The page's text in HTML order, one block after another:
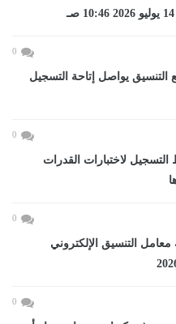
0
2026.. موقع التنسيق يواصل إتاحة التسجيل
0
2026.. رابط التسجيل لاختبارات القدرات
0
التنسيق الإلكتروني
0